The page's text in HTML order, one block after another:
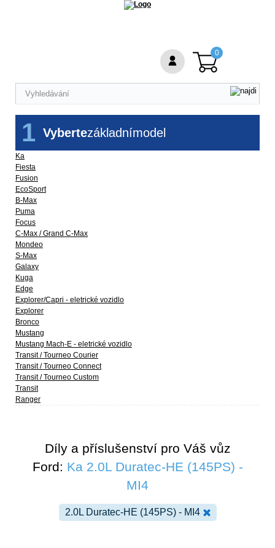
Vybertezákladnímodel
1
Ka
Fiesta
Fusion
EcoSport
B-Max
Puma
Focus
C-Max / Grand C-Max
Mondeo
S-Max
Galaxy
Kuga
Edge
Explorer/Capri - eletrické vozidlo
Explorer
Bronco
Mustang
Mustang Mach-E - eletrické vozidlo
Transit / Tourneo Courier
Transit / Tourneo Connect
Transit / Tourneo Custom
Transit
Ranger
Díly a příslušenství pro Váš vůz
Ford: Ka 2.0L Duratec-HE (145PS) -
MI4
2.0L Duratec-HE (145PS) - MI4
0